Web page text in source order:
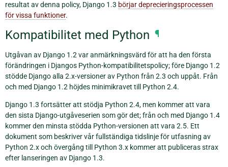
resultat av denna policy, Django 1.3 börjar deprecieringsprocessen
för vissa funktioner.
Kompatibilitet med Python ¶
Utgåvan av Django 1.2 var anmärkningsvärd för att ha den första
förändringen i Djangos Python-kompatibilitetspolicy; före Django 1.2
stödde Django alla 2.x-versioner av Python från 2.3 och uppåt. Från
och med Django 1.2 höjdes minimikravet till Python 2.4.
Django 1.3 fortsätter att stödja Python 2.4, men kommer att vara
den sista Django-utgåveserien som gör det; från och med Django 1.4
kommer den minsta stödda Python-versionen att vara 2.5. Ett
dokument som beskriver vår fullständiga tidslinje för utfasning av
Python 2.x och övergång till Python 3.x kommer att publiceras strax
efter lanseringen av Django 1.3.